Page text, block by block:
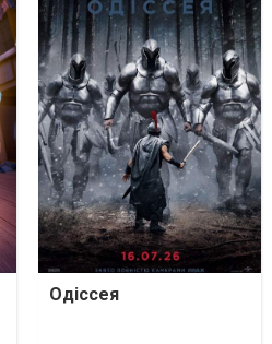
Одіссея